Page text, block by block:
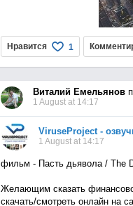
Нравится 1
Виталий Емельянов
1 August at 14:17
ViruseProject -
1 August at 14:17
фильм - Пасть дьявола / The
Желающим сказать
скачать/смотреть онлайн на